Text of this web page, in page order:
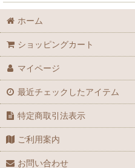
ホーム
ショッピングカート
マイページ
最近チェックしたアイテム
特定商取引法表示
ご利用案内
お問い合わせ